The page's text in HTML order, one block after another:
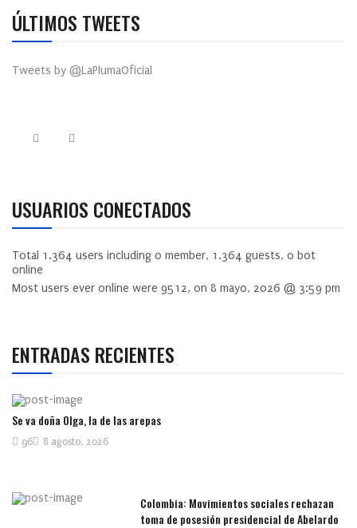
ÚLTIMOS TWEETS
Tweets by @LaPlumaOficial
USUARIOS CONECTADOS
Total 1.364 users including 0 member, 1.364 guests, 0 bot
online
Most users ever online were 9512, on 8 mayo, 2026 @ 3:59 pm
ENTRADAS RECIENTES
Se va doña Olga, la de las arepas
8 agosto, 2026
96
Colombia: Movimientos sociales rechazan
toma de posesión presidencial de Abelardo